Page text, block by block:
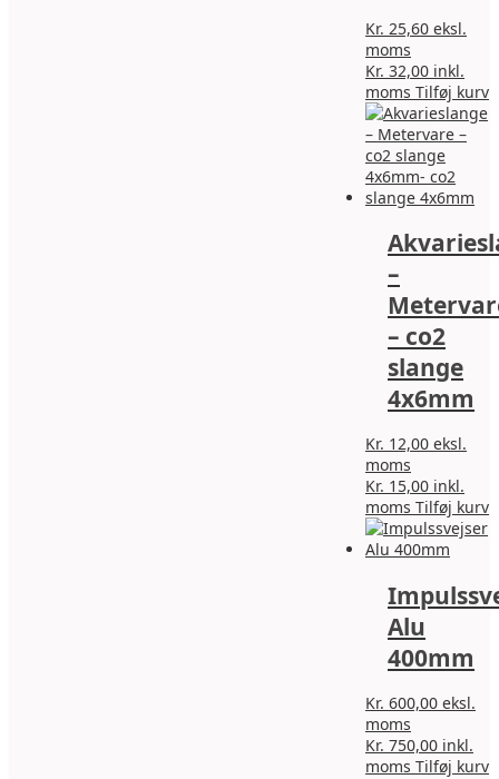
Kr. 25,60 eksl.
moms
Kr. 32,00 inkl.
moms Tilføj kurv
–
– co2
slange
4x6mm
Kr. 12,00 eksl.
moms
Kr. 15,00 inkl.
moms Tilføj kurv
Alu
400mm
Kr. 600,00 eksl.
moms
Kr. 750,00 inkl.
moms Tilføj kurv